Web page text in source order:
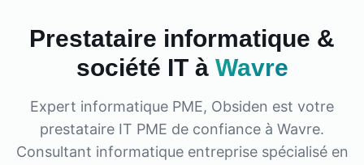
Prestataire informatique &
société IT à Wavre
Expert informatique PME, Obsiden est votre
prestataire IT PME de confiance à Wavre.
Consultant informatique entreprise spécialisé en